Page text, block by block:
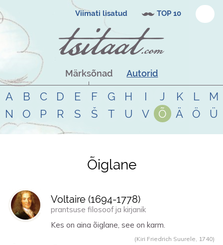
Viimati lisatud TOP 10
Märksõnad Autorid
A B C D E F G H I J K L
M
N
O P R S Š T U V Õ Ä Ö Ü
Tsitaadid teemalõiglane
Õiglane
Voltaire (1694-1778)
prantsuse filosoof ja kirjanik
Kes on aina õiglane, see on karm.
(Kiri Friedrich Suurele, 1740)